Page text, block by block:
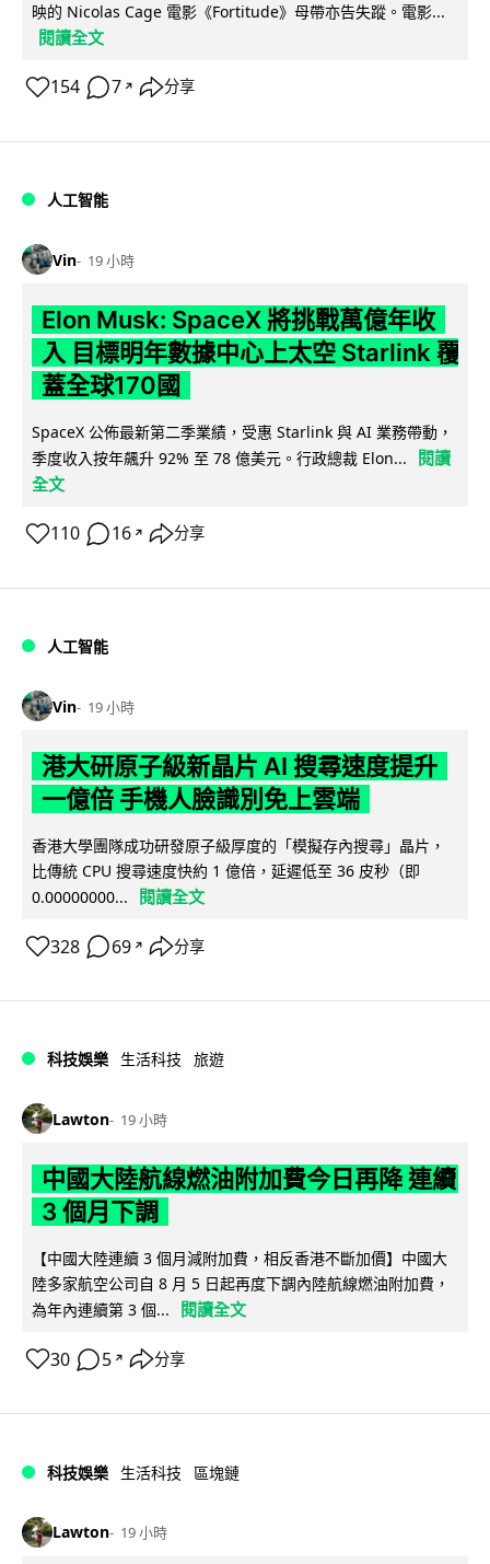
映的 Nicolas Cage 電影《Fortitude》母帶亦告失蹤。電影...
閱讀全文
154 7 ↗ 分享
人工智能
Vin 19 小時
Elon Musk: SpaceX 將挑戰萬億年收
入 目標明年數據中心上太空 Starlink 覆
蓋全球170國
SpaceX 公佈最新第二季業績，受惠 Starlink 與 AI 業務帶動，
季度收入按年飆升 92% 至 78 億美元。行政總裁 Elon...
閱讀
全文
110 16 ↗ 分享
人工智能
Vin 19 小時
港大研原子級新晶片 AI 搜尋速度提升
一億倍 手機人臉識別免上雲端
香港大學團隊成功研發原子級厚度的「模擬存內搜尋」晶片，
比傳統 CPU 搜尋速度快約 1 億倍，延遲低至 36 皮秒（即
0.00000000...
閱讀全文
328 69 ↗ 分享
科技娛樂 生活科技 旅遊
Lawton 19 小時
中國大陸航線燃油附加費今日再降 連續
3 個月下調
【中國大陸連續 3 個月減附加費，相反香港不斷加價】中國大
陸多家航空公司自 8 月 5 日起再度下調內陸航線燃油附加費，
為年內連續第 3 個...
閱讀全文
30 5 ↗ 分享
科技娛樂 生活科技 區塊鏈
Lawton 19 小時